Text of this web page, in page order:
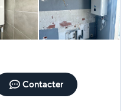
Contacter